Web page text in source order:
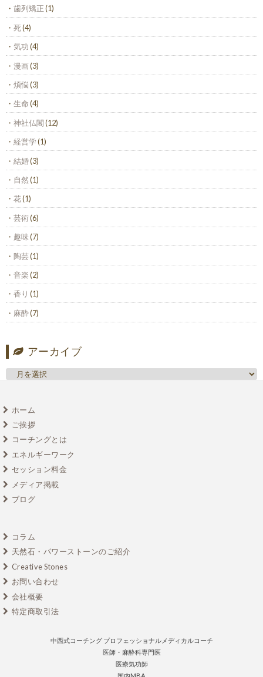
歯列矯正(1)
死(4)
気功(4)
漫画(3)
煩悩(3)
生命(4)
神社仏閣(12)
経営学(1)
結婚(3)
自然(1)
花(1)
芸術(6)
趣味(7)
陶芸(1)
音楽(2)
香り (1)
麻酔(7)
アーカイブ
ホーム
ご挨拶
コーチングとは
エネルギーワーク
セッション料金
メディア掲載
ブログ
コラム
天然石・パワーストーンのご紹介
Creative Stones
お問い合わせ
会社概要
特定商取引法
中西式コーチング プロフェッショナルメディカルコーチ
医師・麻酔科専門医
医療気功師